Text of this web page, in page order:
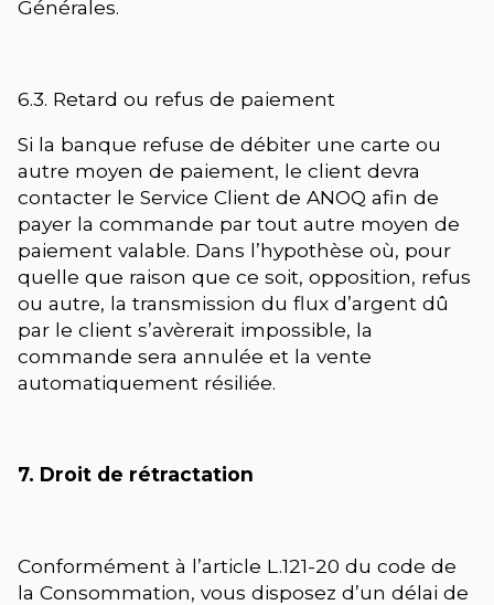
Générales.
6.3. Retard ou refus de paiement
Si la banque refuse de débiter une carte ou
autre moyen de paiement, le client devra
contacter le Service Client de ANOQ afin de
payer la commande par tout autre moyen de
paiement valable. Dans l’hypothèse où, pour
quelle que raison que ce soit, opposition, refus
ou autre, la transmission du flux d’argent dû
par le client s’avèrerait impossible, la
commande sera annulée et la vente
automatiquement résiliée.
7. Droit de rétractation
Conformément à l’article L.121-20 du code de
la Consommation, vous disposez d’un délai de